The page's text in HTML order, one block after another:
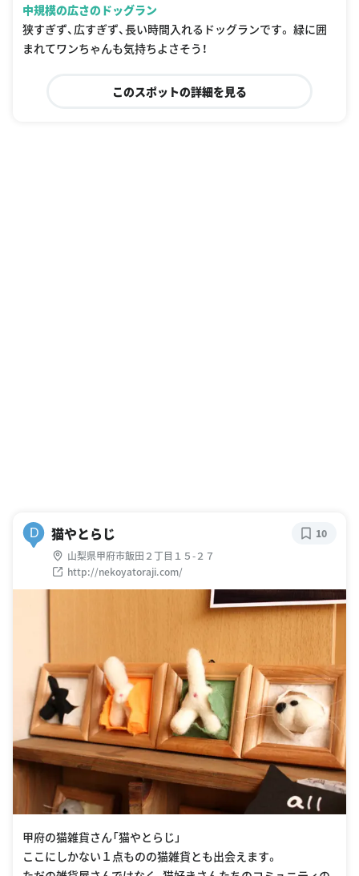
中規模の広さのドッグラン
狭すぎず、広すぎず、長い時間入れるドッグランです。 緑に囲
まれてワンちゃんも気持ちよさそう！
このスポットの詳細を見る
D 猫やとらじ
山梨県甲府市飯田２丁目１５-２７
http://nekoyatoraji.com/
10
甲府の猫雑貨さん「猫やとらじ」
ここにしかない１点ものの猫雑貨とも出会えます。